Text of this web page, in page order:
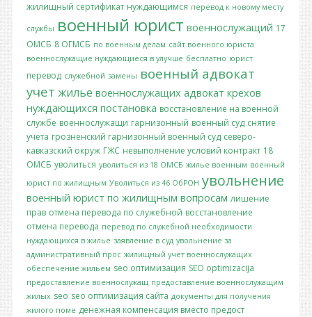
жилищный сертификат нуждающимся перевод к новому месту
службы военный юрист военнослужащий 17
ОМСБ 8 ОГМСБ по военным делам сайт военного юриста
военнослужащие нуждающиеся в улучше бесплатно юрист
перевод служебной замены военный адвокат
учет жилье военнослужащих адвокат крехов
нуждающихся постановка восстановление на военной
службе военнослужащи гарнизонный военный суд снятие
учета грозненский гарнизонный военный суд северо-
кавказский окруж ГЖС невыполнение условий контракт 18
ОМСБ уволиться уволиться из 18 ОМСБ жилье военным военный
юрист по жилищным Уволиться из 46 ОбРОН увольнение
военный юрист по жилищным вопросам лишение
прав отмена перевода по служебной восстановление
отмена перевода перевод по служебной необходимости
нуждающихся в жилье заявление в суд увольнение за
административный прос жилищный учет военнослужащих
обеспечение жильем seo оптимизация SEO optimizacija
предоставление военнослужащ предоставление военнослужащим
жилых seo seo оптимизация сайта документы для получения
жилого поме денежная компенсация вместо предост